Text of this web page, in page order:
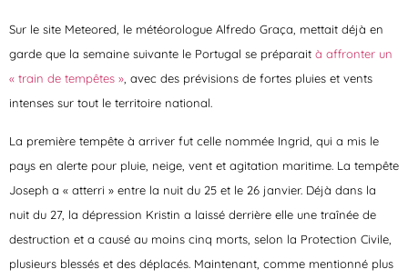
Sur le site Meteored, le météorologue Alfredo Graça, mettait déjà en
garde que la semaine suivante le Portugal se préparait à affronter un
« train de tempêtes », avec des prévisions de fortes pluies et vents
intenses sur tout le territoire national.
La première tempête à arriver fut celle nommée Ingrid, qui a mis le
pays en alerte pour pluie, neige, vent et agitation maritime. La tempête
Joseph a « atterri » entre la nuit du 25 et le 26 janvier. Déjà dans la
nuit du 27, la dépression Kristin a laissé derrière elle une traînée de
destruction et a causé au moins cinq morts, selon la Protection Civile,
plusieurs blessés et des déplacés. Maintenant, comme mentionné plus